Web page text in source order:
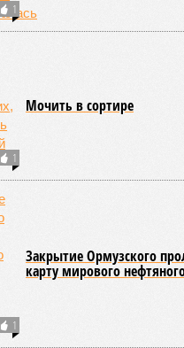
1
1
Мочить в сортире
1
Закрытие Ормузского
карту мирового